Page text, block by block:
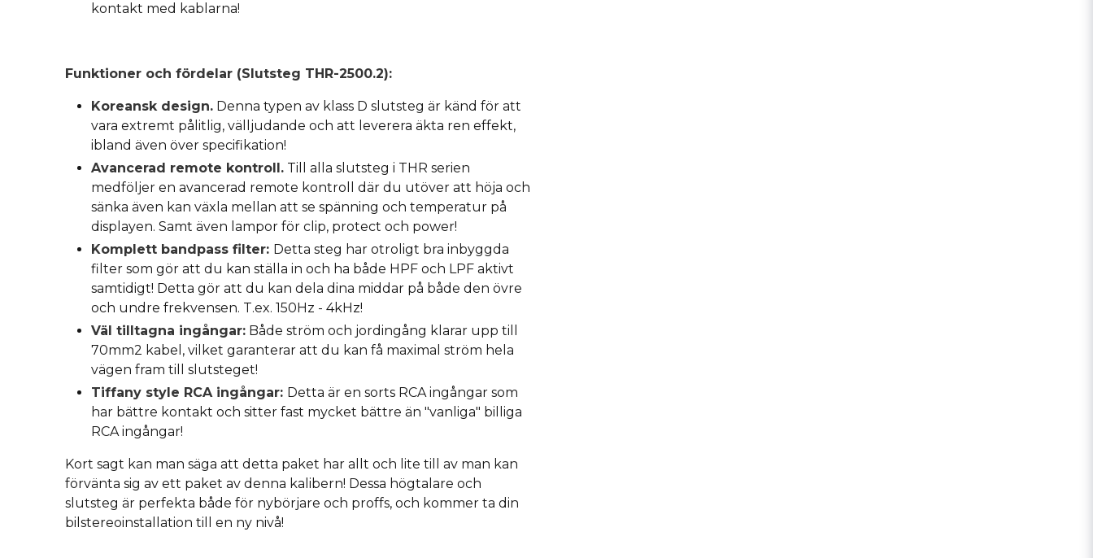
kontakt med kablarna!
Funktioner och fördelar (Slutsteg THR-2500.2):
Koreansk design. Denna typen av klass D slutsteg är känd för att
vara extremt pålitlig, välljudande och att leverera äkta ren effekt,
ibland även över specifikation!
Avancerad remote kontroll. Till alla slutsteg i THR serien
medföljer en avancerad remote kontroll där du utöver att höja och
sänka även kan växla mellan att se spänning och temperatur på
displayen. Samt även lampor för clip, protect och power!
Komplett bandpass filter: Detta steg har otroligt bra inbyggda
filter som gör att du kan ställa in och ha både HPF och LPF aktivt
samtidigt! Detta gör att du kan dela dina middar på både den övre
och undre frekvensen. T.ex. 150Hz - 4kHz!
Väl tilltagna ingångar: Både ström och jordingång klarar upp till
70mm2 kabel, vilket garanterar att du kan få maximal ström hela
vägen fram till slutsteget!
Tiffany style RCA ingångar: Detta är en sorts RCA ingångar som
har bättre kontakt och sitter fast mycket bättre än "vanliga" billiga
RCA ingångar!
Kort sagt kan man säga att detta paket har allt och lite till av man kan
förvänta sig av ett paket av denna kalibern! Dessa högtalare och
slutsteg är perfekta både för nybörjare och proffs, och kommer ta din
bilstereoinstallation till en ny nivå!